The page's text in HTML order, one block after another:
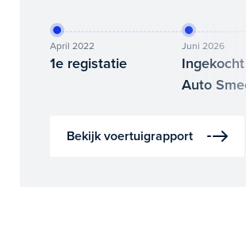
April 2022
1e registatie
Juni 2026
Auto
Bekijk voertuigrapport